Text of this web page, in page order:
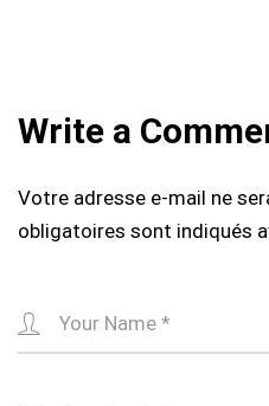
Write a
Votre adresse e-mail ne
obligatoires sont indiqués